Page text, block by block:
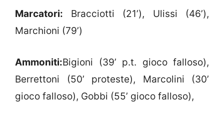
Marcatori: Bracciotti (21’), Ulissi (46’),
Marchioni (79’)
Ammoniti:Bigioni (39’ p.t. gioco falloso),
Berrettoni (50’ proteste), Marcolini (30’
gioco falloso), Gobbi (55’ gioco falloso),